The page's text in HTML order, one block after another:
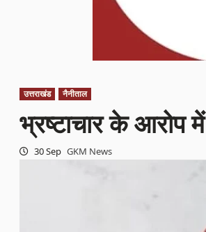
उत्तराखंड नैनीताल
भ्रष्टाचार के आरोप
30 Sep GKM News